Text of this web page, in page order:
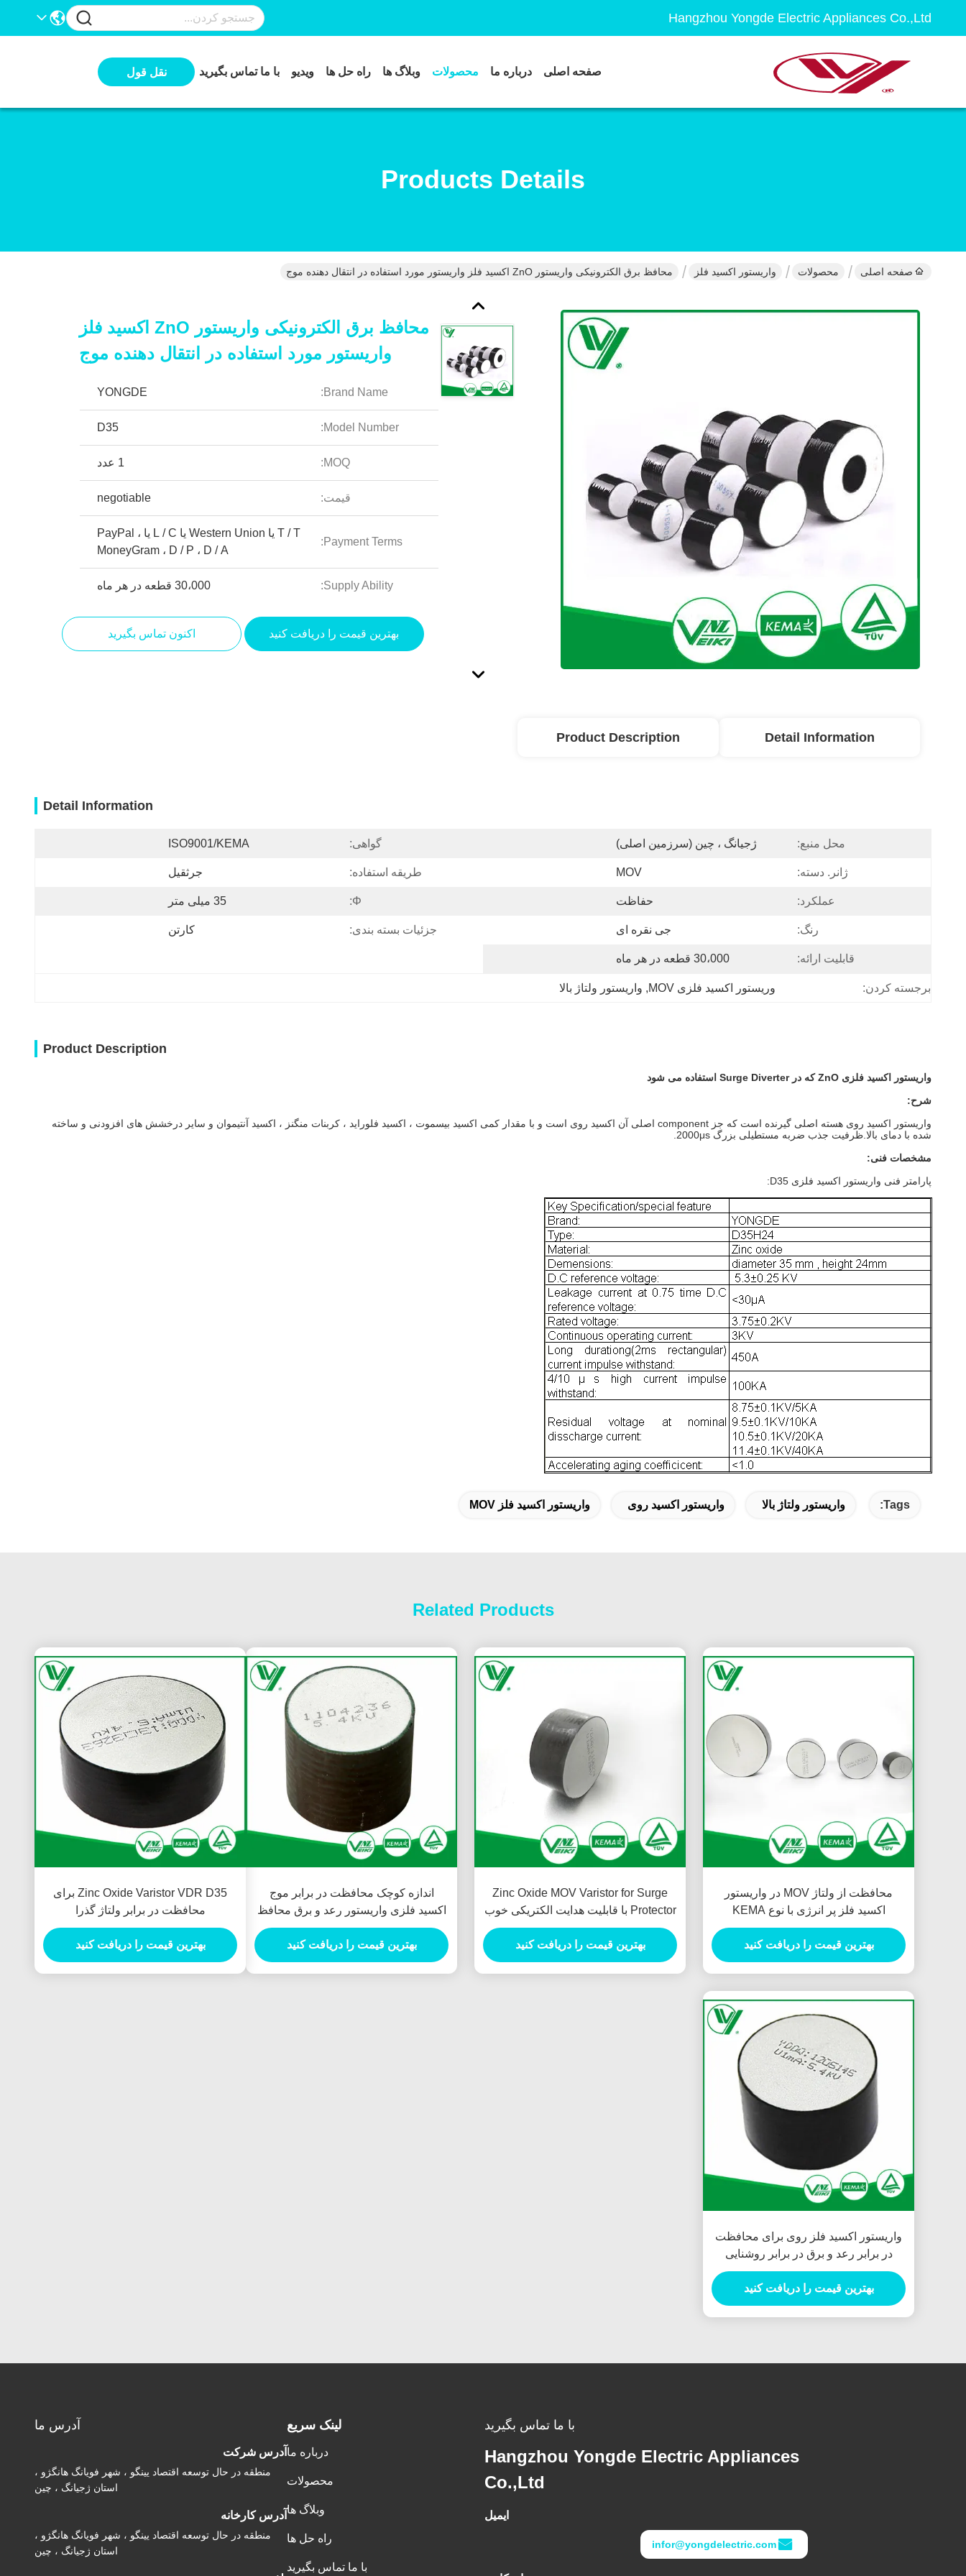
Hangzhou Yongde Electric Appliances Co.,Ltd
صفحه اصلی درباره ما محصولات وبلاگ ها راه حل ها ویدیو با ما تماس بگیرید نقل قول
Products Details
صفحه اصلی محصولات واریستور اکسید فلز محافظ برق الکترونیکی واریستور ZnO اکسید فلز واریستور مورد استفاده در انتقال دهنده موج
محافظ برق الکترونیکی واریستور ZnO اکسید فلز
واریستور مورد استفاده در انتقال دهنده موج
Brand Name:
YONGDE
Model Number:
D35
MOQ: 1 عدد
قیمت: negotiable
Payment Terms:
T / T یا Western Union یا L / C یا PayPal ،
MoneyGram ، D / P ، D / A
Supply Ability: 30،000 قطعه در هر ماه
بهترین قیمت را دریافت کنید اکنون تماس بگیرید
Detail Information
Product Description
Detail Information
محل منبع: ژجیانگ ، چین (سرزمین اصلی) گواهی: ISO9001/KEMA
ژانر. دسته: MOV طریقه استفاده: جرثقیل
عملکرد: حفاظت Φ: 35 میلی متر
رنگ: جی نقره ای جزئیات بسته بندی: کارتن
قابلیت ارائه: 30،000 قطعه در هر ماه
برجسته کردن: وریستور اکسید فلزی MOV , واریستور ولتاژ بالا
Product Description
واریستور اکسید فلزی ZnO که در Surge Diverter استفاده می شود
شرح:
واریستور اکسید روی هسته اصلی گیرنده است که جز component اصلی آن اکسید روی است و با مقدار کمی اکسید بیسموت ، اکسید فلوراید ، کربنات منگنز ، اکسید آنتیموان و سایر درخشش های افزودنی و ساخته
شده با دمای بالا. ظرفیت جذب ضربه مستطیلی بزرگ 2000μs.
مشخصات فنی:
پارامتر فنی واریستور اکسید فلزی D35:
Tags: واریستور ولتاژ بالا واریستور اکسید روی واریستور اکسید فلز MOV
Related Products
محافظت از ولتاژ MOV در واریستور
اکسید فلز پر انرژی با نوع KEMA
بهترین قیمت را دریافت کنید
Zinc Oxide MOV Varistor for Surge
Protector با قابلیت هدایت الکتریکی خوب
D28
بهترین قیمت را دریافت کنید
اندازه کوچک محافظت در برابر موج
اکسید فلزی واریستور رعد و برق محافظ
MOA دیسک مقاومت
بهترین قیمت را دریافت کنید
Zinc Oxide Varistor VDR D35 برای
محافظت در برابر ولتاژ گذرا
بهترین قیمت را دریافت کنید
واریستور اکسید فلز روی برای محافظت
در برابر رعد و برق در برابر روشنایی
بهترین قیمت را دریافت کنید
با ما تماس بگیرید
Hangzhou Yongde Electric Appliances
Co.,Ltd
ایمیل
infor@yongdelectric.com
لینک سریع
درباره ما
محصولات
وبلاگ ها
راه حل ها
با ما تماس بگیرید
آدرس ما
آدرس شرکت
منطقه در حال توسعه اقتصاد یینگو ، شهر فویانگ هانگژو ،
استان ژجیانگ ، چین
آدرس کارخانه
منطقه در حال توسعه اقتصاد یینگو ، شهر فویانگ هانگژو ،
استان ژجیانگ ، چین